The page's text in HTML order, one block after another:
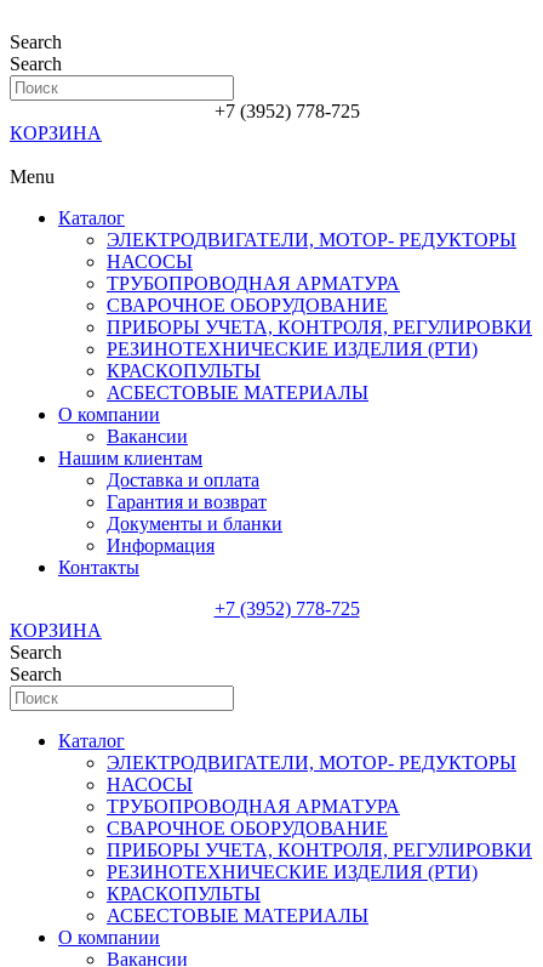
к
содержимому
Search
Search
+7 (3952) 778-725
КОРЗИНА
Menu
Каталог
ЭЛЕКТРОДВИГАТЕЛИ, МОТОР- РЕДУКТОРЫ
НАСОСЫ
ТРУБОПРОВОДНАЯ АРМАТУРА
СВАРОЧНОЕ ОБОРУДОВАНИЕ
ПРИБОРЫ УЧЕТА, КОНТРОЛЯ, РЕГУЛИРОВКИ
РЕЗИНОТЕХНИЧЕСКИЕ ИЗДЕЛИЯ (РТИ)
КРАСКОПУЛЬТЫ
АСБЕСТОВЫЕ МАТЕРИАЛЫ
О компании
Вакансии
Нашим клиентам
Доставка и оплата
Гарантия и возврат
Документы и бланки
Информация
Контакты
+7 (3952) 778-725
КОРЗИНА
Search
Search
Каталог
ЭЛЕКТРОДВИГАТЕЛИ, МОТОР- РЕДУКТОРЫ
НАСОСЫ
ТРУБОПРОВОДНАЯ АРМАТУРА
СВАРОЧНОЕ ОБОРУДОВАНИЕ
ПРИБОРЫ УЧЕТА, КОНТРОЛЯ, РЕГУЛИРОВКИ
РЕЗИНОТЕХНИЧЕСКИЕ ИЗДЕЛИЯ (РТИ)
КРАСКОПУЛЬТЫ
АСБЕСТОВЫЕ МАТЕРИАЛЫ
О компании
Вакансии